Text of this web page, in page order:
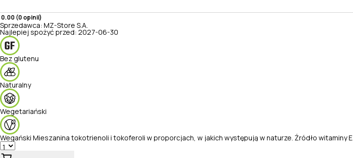
0.00 (0 opinii)
Sprzedawca: MZ-Store S.A.
Najlepiej spożyć przed: 2027-06-30
Bez glutenu
Naturalny
Wegetariański
Wegański Mieszanina tokotrienoli i tokoferoli w proporcjach, w jakich występują w naturze. Źródło witaminy E.